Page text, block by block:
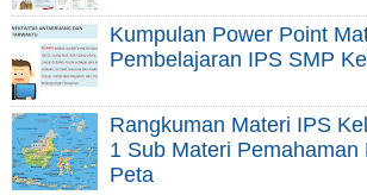
Kumpulan Power Point
Pembelajaran IPS SMP
Rangkuman Materi IPS
1 Sub Materi Pemahaman
Peta